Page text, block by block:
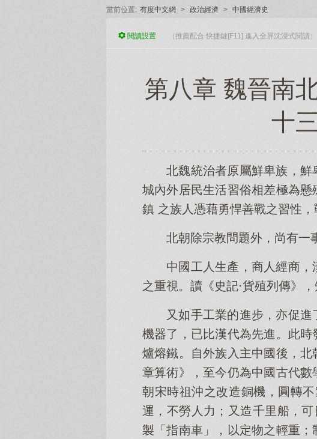
當前位置: 有度中文網 > 政治經濟 > 中國經濟史
閱讀設置 （推薦配合 快捷鍵[F11] 進入全屏沈浸式閱讀）
第八章 魏晉南
十
北魏統治者原屬鮮卑族，
城內外居民生活習俗相差極為
鎮 之族人憑藉勇悍善戰之習性
北朝除宗教問題外，尚有一
中國工人生產，商人經商
之重視。讀《史記·貨殖列傳》
又如手工業的進步，亦促
機器了，已比漢代為先進。此
爐熔鐵。自外族入主中國後，
章算術》，至今仍為中國古代
朝宋時祖沖之改造銅機，圓轉
運，不勞人力；又造千里船，
製「指南車」，以定物之輕重